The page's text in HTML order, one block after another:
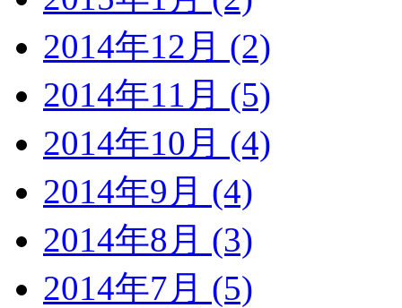
2014年12月 (2)
2014年11月 (5)
2014年10月 (4)
2014年9月 (4)
2014年8月 (3)
2014年7月 (5)